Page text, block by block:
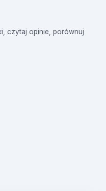
czytaj opinie, porównuj